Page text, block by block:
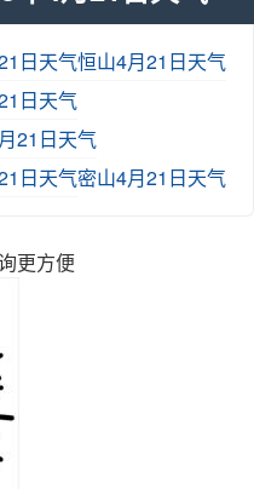
日天气恒山4月21日天气
日天气
21日天气
日天气密山4月21日天气
更方便